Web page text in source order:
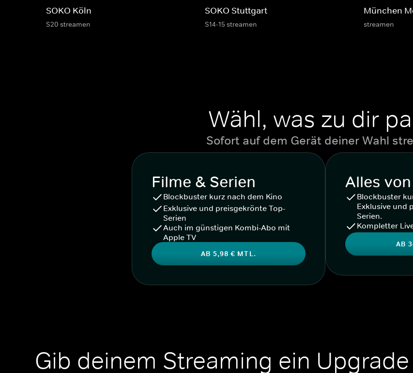
SOKO Köln
S20 streamen
SOKO Stuttgart
S14-15 streamen
München
streamen
Wähl, was zu dir
Sofort auf dem Gerät deiner Wahl
Filme & Serien
Blockbuster kurz nach dem Kino
Exklusive und preisgekrönte Top-
Serien
Auch im günstigen Kombi-Abo mit
Apple TV
AB 5,98 € MTL.
Alles
Blockbuster
Exklusive und
Serien.
Kompletter
AB
Gib deinem Streaming ein Upgrade